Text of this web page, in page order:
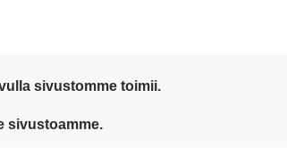
sivustomme toimii.
voi käyttää sujuvasti ja
sivustoamme.